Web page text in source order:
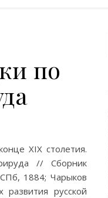
по
XIX столетия.
// Сборник
СПб, 1884; Чарыков
русской